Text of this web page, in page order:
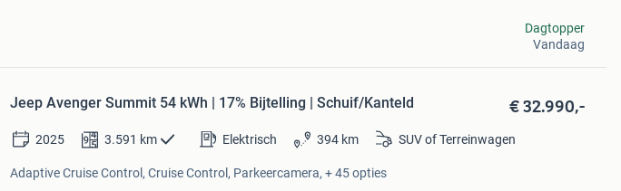
Dagtopper
Vandaag
Jeep Avenger Summit 54 kWh | 17% Bijtelling | Schuif/Kanteld € 32.990,-
2025 3.591 km Elektrisch 394 km SUV of Terreinwagen
Adaptive Cruise Control, Cruise Control, Parkeercamera, + 45 opties